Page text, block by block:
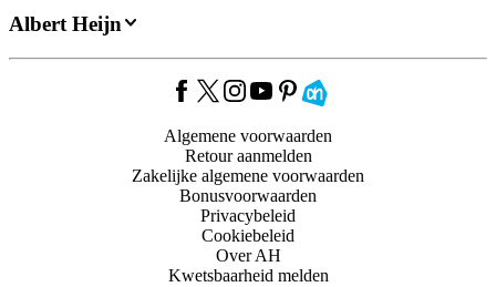
Albert Heijn
Algemene voorwaarden
Retour aanmelden
Zakelijke algemene voorwaarden
Bonusvoorwaarden
Privacybeleid
Cookiebeleid
Over AH
Kwetsbaarheid melden